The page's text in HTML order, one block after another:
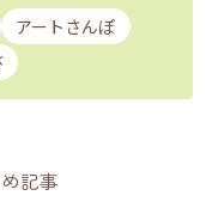
アートさんぽ
記事